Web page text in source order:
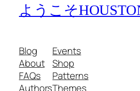
ようこそ
Blog
About
FAQs
Authors
Events
Shop
Patterns
Themes